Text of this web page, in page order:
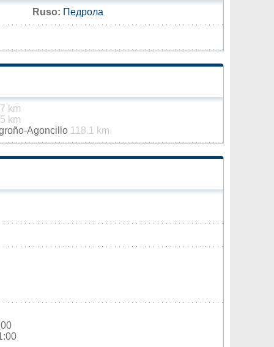
Ruso: Педрола
km
km
Agoncillo 118.1 km